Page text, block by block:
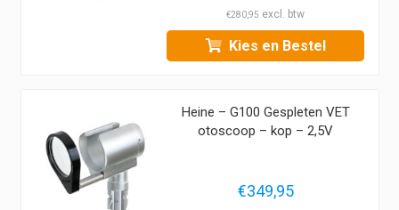
€280,95
Kies en Bestel
Heine – G100 Gespleten VET
otoscoop – kop – 2,5V
€349,95